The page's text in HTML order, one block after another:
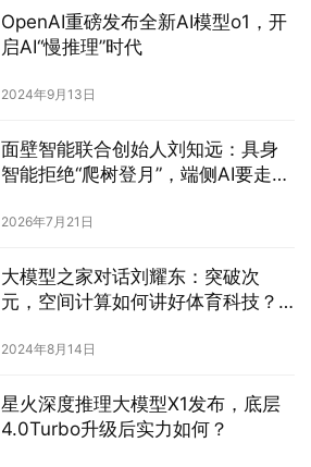
OpenAI重磅发布全新AI模型o1，开
启AI“慢推理”时代
2024年9月13日
面壁智能联合创始人刘知远：具身
智能拒绝“爬树登月”，端侧AI要走
2026年7月21日
大模型之家对话刘耀东：突破次
元，空间计算如何讲好体育科技？
2024年8月14日
星火深度推理大模型X1发布，底层
4.0Turbo升级后实力如何？